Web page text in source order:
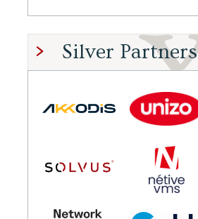
Silver Partners